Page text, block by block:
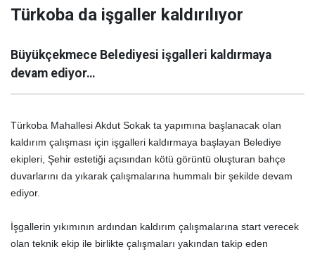
Türkoba da işgaller kaldırılıyor
Büyükçekmece Belediyesi işgalleri kaldırmaya
devam ediyor…
Türkoba Mahallesi Akdut Sokak ta yapımına başlanacak olan
kaldırım çalışması için işgalleri kaldırmaya başlayan Belediye
ekipleri, Şehir estetiği açısından kötü görüntü oluşturan bahçe
duvarlarını da yıkarak çalışmalarına hummalı bir şekilde devam
ediyor.
İşgallerin yıkımının ardından kaldırım çalışmalarına start verecek
olan teknik ekip ile birlikte çalışmaları yakından takip eden